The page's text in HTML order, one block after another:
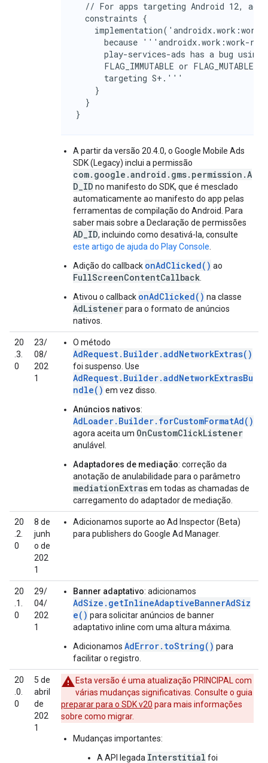
// For apps targeting Android 12, add
  constraints {
because '''androidx.work:work-
play-services-ads has a bug using
FLAG_IMMUTABLE or FLAG_MUTABLE
      targeting S+.'''
    }
  }
}
A partir da versão 20.4.0, o Google Mobile Ads
SDK (Legacy) inclui a permissão
com.google.android.gms.permission.A
D_ID no manifesto do SDK, que é mesclado
automaticamente ao manifesto do app pelas
ferramentas de compilação do Android. Para
saber mais sobre a Declaração de permissões
AD_ID, incluindo como desativá-la, consulte
este artigo de ajuda do Play Console
Adição do callback onAdClicked() ao
FullScreenContentCallback
Ativou o callback onAdClicked() na classe
AdListenerpara o formato de anúncios
nativos.
20
.3.
0
23/
08/
202
1
O método
AdRequest.Builder.addNetworkExtras()
foi suspenso. Use
AdRequest.Builder.addNetworkExtrasBu
ndle() em vez disso.
Anúncios nativos:
AdLoader.Builder.forCustomFormatAd()
agora aceita um OnCustomClickListener
anulável.
Adaptadores de mediação: correção da
anotação de anulabilidade para o parâmetro
mediationExtrasem todas as chamadas de
carregamento do adaptador de mediação.
20
.2.
0
8 de
junh
o de
202
1
Adicionamos suporte ao Ad Inspector (Beta)
para publishers do Google Ad Manager.
20
.1.
0
29/
04/
202
1
Banner adaptativo: adicionamos
AdSize.getInlineAdaptiveBannerAdSiz
e() para solicitar anúncios de banner
adaptativo inline com uma altura máxima.
Adicionamos AdError.toString() para
facilitar o registro.
20
.0.
0
5 de
abril
de
202
1
Esta versão é uma atualização PRINCIPAL com
várias mudanças significativas. Consulte o guia
preparar para o SDK v20 para mais informações
sobre como migrar.
Mudanças importantes:
A API legada Interstitial foi